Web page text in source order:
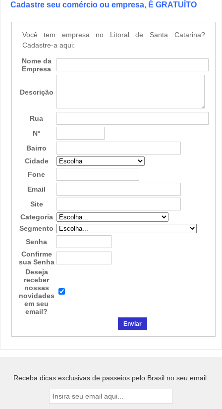
Cadastre seu comércio ou empresa, É GRATUÍTO
Você tem empresa no Litoral de Santa Catarina?
Cadastre-a aqui:
Nome da
Empresa
Descrição
Rua
Nº
Bairro
Cidade
Fone
Email
Site
Categoria
Segmento
Senha
Confirme
sua Senha
Deseja
receber
nossas
novidades
em seu
email?
Receba dicas exclusivas de passeios pelo Brasil no seu email.